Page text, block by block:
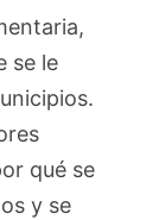
se le
qué se
y se